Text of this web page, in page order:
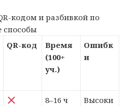
кодом и разбивкой по
способы
QR-код
Время
(100+
уч.)
Ошибк
и
8–16 ч
Высоки